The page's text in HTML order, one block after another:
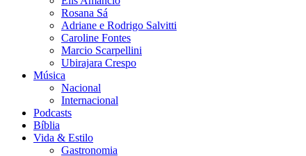
Rosana Sá
Adriane e Rodrigo Salvitti
Caroline Fontes
Marcio Scarpellini
Ubirajara Crespo
Música
Nacional
Internacional
Podcasts
Bíblia
Vida & Estilo
Gastronomia